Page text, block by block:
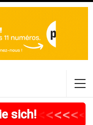
>>>
sich! <<<<<<